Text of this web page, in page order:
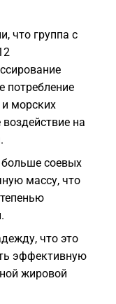
что группа с
потребление
морских
на
больше соевых
массу, что
что это
эффективную
жировой